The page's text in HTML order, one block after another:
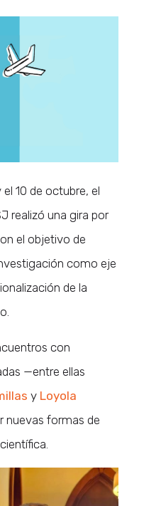
10 de octubre, el
realizó una gira por
el objetivo de
como eje
de la
con
—entre ellas
y Loyola
nuevas formas de